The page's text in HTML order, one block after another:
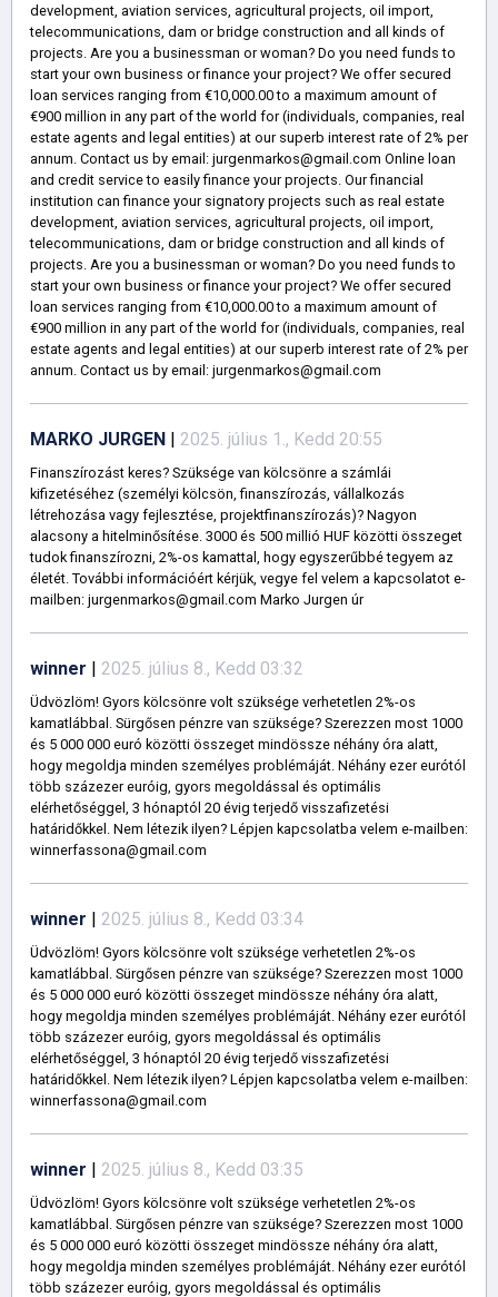
development, aviation services, agricultural projects, oil import,
telecommunications, dam or bridge construction and all kinds of
projects. Are you a businessman or woman? Do you need funds to
start your own business or finance your project? We offer secured
loan services ranging from €10,000.00 to a maximum amount of
€900 million in any part of the world for (individuals, companies, real
estate agents and legal entities) at our superb interest rate of 2% per
annum. Contact us by email: jurgenmarkos@gmail.com Online loan
and credit service to easily finance your projects. Our financial
institution can finance your signatory projects such as real estate
development, aviation services, agricultural projects, oil import,
telecommunications, dam or bridge construction and all kinds of
projects. Are you a businessman or woman? Do you need funds to
start your own business or finance your project? We offer secured
loan services ranging from €10,000.00 to a maximum amount of
€900 million in any part of the world for (individuals, companies, real
estate agents and legal entities) at our superb interest rate of 2% per
annum. Contact us by email: jurgenmarkos@gmail.com
MARKO JURGEN | 2025. július 1., Kedd 20:55
Finanszírozást keres? Szüksége van kölcsönre a számlái
kifizetéséhez (személyi kölcsön, finanszírozás, vállalkozás
létrehozása vagy fejlesztése, projektfinanszírozás)? Nagyon
alacsony a hitelminősítése. 3000 és 500 millió HUF közötti összeget
tudok finanszírozni, 2%-os kamattal, hogy egyszerűbbé tegyem az
életét. További információért kérjük, vegye fel velem a kapcsolatot e-
mailben: jurgenmarkos@gmail.com Marko Jurgen úr
winner | 2025. július 8., Kedd 03:32
Üdvözlöm! Gyors kölcsönre volt szüksége verhetetlen 2%-os
kamatlábbal. Sürgősen pénzre van szüksége? Szerezzen most 1000
és 5 000 000 euró közötti összeget mindössze néhány óra alatt,
hogy megoldja minden személyes problémáját. Néhány ezer eurótól
több százezer euróig, gyors megoldással és optimális
elérhetőséggel, 3 hónaptól 20 évig terjedő visszafizetési
határidőkkel. Nem létezik ilyen? Lépjen kapcsolatba velem e-mailben:
winnerfassona@gmail.com
winner | 2025. július 8., Kedd 03:34
Üdvözlöm! Gyors kölcsönre volt szüksége verhetetlen 2%-os
kamatlábbal. Sürgősen pénzre van szüksége? Szerezzen most 1000
és 5 000 000 euró közötti összeget mindössze néhány óra alatt,
hogy megoldja minden személyes problémáját. Néhány ezer eurótól
több százezer euróig, gyors megoldással és optimális
elérhetőséggel, 3 hónaptól 20 évig terjedő visszafizetési
határidőkkel. Nem létezik ilyen? Lépjen kapcsolatba velem e-mailben:
winnerfassona@gmail.com
winner | 2025. július 8., Kedd 03:35
Üdvözlöm! Gyors kölcsönre volt szüksége verhetetlen 2%-os
kamatlábbal. Sürgősen pénzre van szüksége? Szerezzen most 1000
és 5 000 000 euró közötti összeget mindössze néhány óra alatt,
hogy megoldja minden személyes problémáját. Néhány ezer eurótól
több százezer euróig, gyors megoldással és optimális